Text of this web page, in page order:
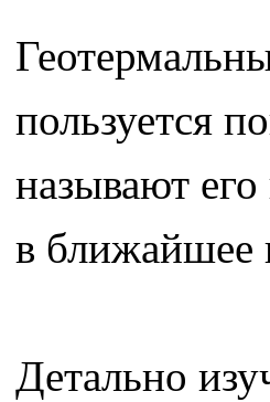
пользуется
называют
в ближайшее
Детально